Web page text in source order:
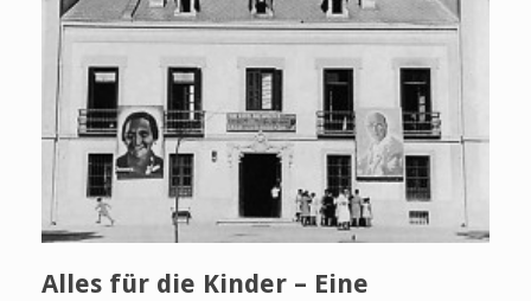
Alles für die Kinder – Eine